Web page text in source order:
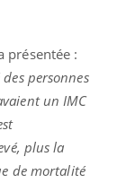
présentée :
personnes
un IMC
plus la
de mortalité